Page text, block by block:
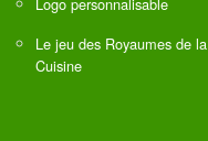
Le jeu des Royaumes de la
Cuisine